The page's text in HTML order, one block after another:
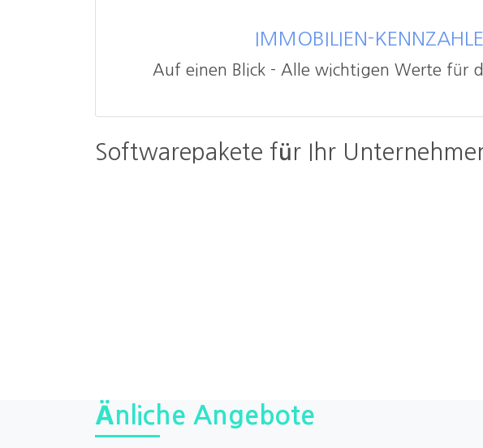
IMMOBILIEN-
Auf einen Blick - Alle wichtigen Werte für
Softwarepakete für Ihr
Änliche Angebote